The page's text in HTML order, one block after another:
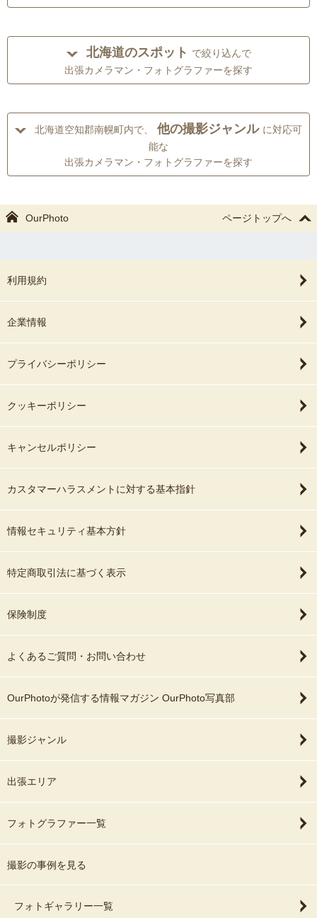
北海道のスポット で絞り込んで
出張カメラマン・フォトグラファーを探す
北海道空知郡南幌町内で、 他の撮影ジャンル に対応可
能な
出張カメラマン・フォトグラファーを探す
OurPhoto ページトップへ
利用規約
企業情報
プライバシーポリシー
クッキーポリシー
キャンセルポリシー
カスタマーハラスメントに対する基本指針
情報セキュリティ基本方針
特定商取引法に基づく表示
保険制度
よくあるご質問・お問い合わせ
OurPhotoが発信する情報マガジン OurPhoto写真部
撮影ジャンル
出張エリア
フォトグラファー一覧
撮影の事例を見る
フォトギャラリー一覧